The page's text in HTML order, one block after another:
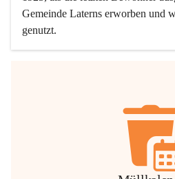
Gemeinde Laterns erworben und
genutzt.